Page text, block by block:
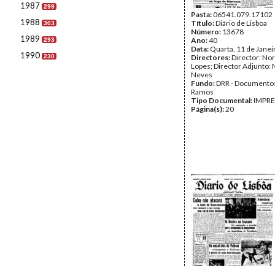
1987 299
1988 303
1989 293
1990 230
Pasta:06541.079.17102
Título:Diário de Lisboa
Número: 13678
Ano:40
Data: Quarta, 11 de
Directores:Director:
Lopes; Director Adjunto:
Neves
Fundo:DRR -
Ramos
Tipo Documental:
Página(s):20